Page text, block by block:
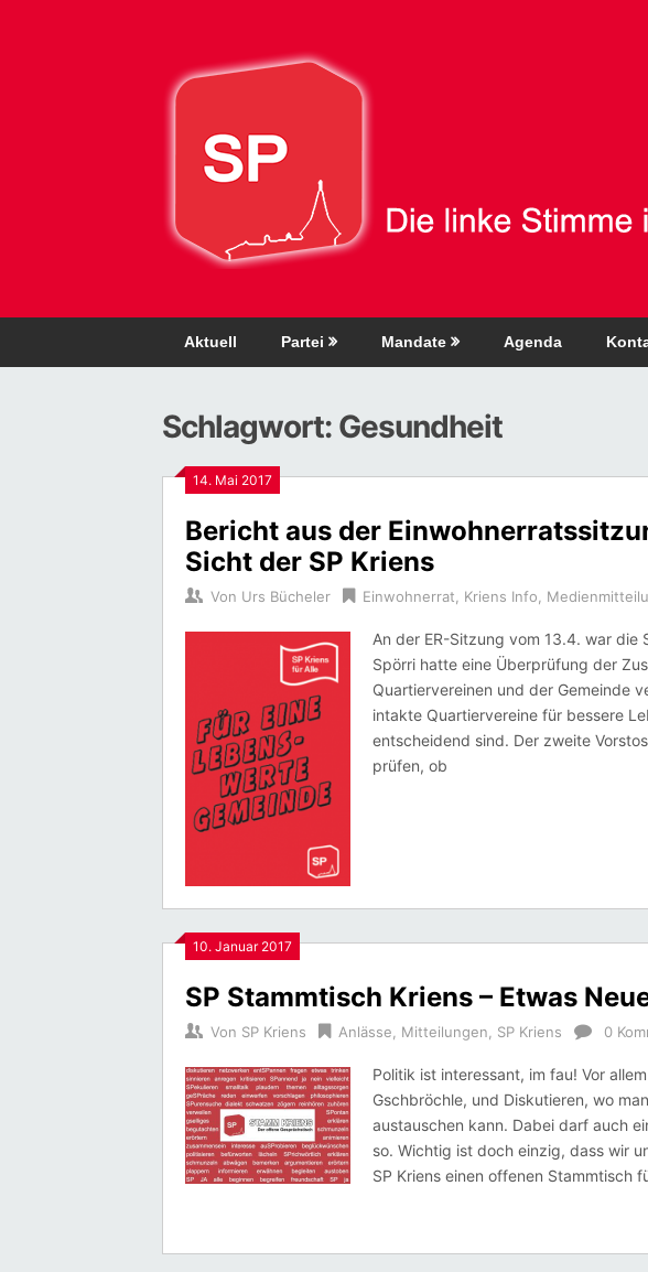
Aktuell Partei Mandate Agenda
Schlagwort: Gesundheit
14. Mai 2017
Bericht aus der
Sicht der SP Kriens
Von Urs Bücheler Einwohnerrat Kriens Info
An der ER-Sitzung vom 13.4. war die
Spörri hatte eine Überprüfung der
Quartiervereinen und der Gemeinde
intakte Quartiervereine für bessere
entscheidend sind. Der zweite
prüfen, ob
10. Januar 2017
SP Stammtisch Kriens – Etwas
Von SP Kriens Anlässe Mitteilungen SP Kriens 0
Politik ist interessant, im fau! Vor
Gschbröchle, und Diskutieren, wo
austauschen kann. Dabei darf auch
so. Wichtig ist doch einzig, dass wir
SP Kriens einen offenen Stammtisch